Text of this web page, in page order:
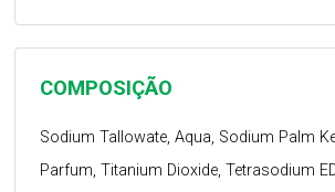
COMPOSIÇÃO
Sodium Tallowate, Aqua, Sodium Palm
Parfum, Titanium Dioxide, Tetrasodium